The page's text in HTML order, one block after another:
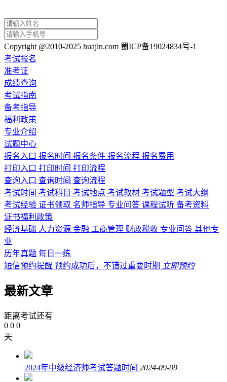
Copyright @2010-2025 huajin.com 蜀ICP备19024834号-1
考试报名
准考证
成绩查询
考试指南
备考指导
福利政策
专业介绍
试题中心
报名入口 报名时间 报名条件 报名流程 报名费用
打印入口 打印时间 打印流程
查询入口 查询时间 查询流程
考试时间 考试科目 考试地点 考试教材 考试题型 考试大纲
考试经验 证书领取 名师指导 专业问答 课程试听 备考资料
证书福利政策
经济基础 人力资源 金融 工商管理 财政税收 专业问答 其他专
业
历年真题 每日一练
短信预约提醒 预约成功后，不错过重要时期 立即预约
最新文章
距离考试还有
0 0 0
天
2024年中级经济师考试答题时间 2024-09-09